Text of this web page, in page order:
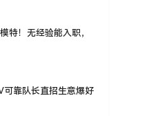
特！无经验能入职，
可靠队长直招生意爆好